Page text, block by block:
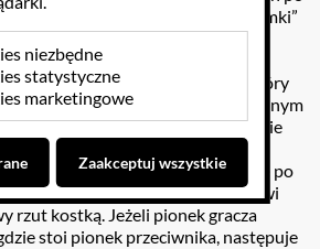
przez gracza „domku” („domki”
z obramowaniem w kolorze
i zielonym). W grze można
Grę rozpoczyna gracz, który
Wówczas ustawia się on na dowolnym
(przekątnej) „domku”. Następnie
się o liczbę pól, które wskazuje
gracz musi nazwać napotkane po
wyrzucenia 6 oczek, graczowi
rzut kostką. Jeżeli pionek gracza
stoi pionek przeciwnika, następuje
niezbędne
statystyczne
marketingowe
Zaakceptuj wszystkie